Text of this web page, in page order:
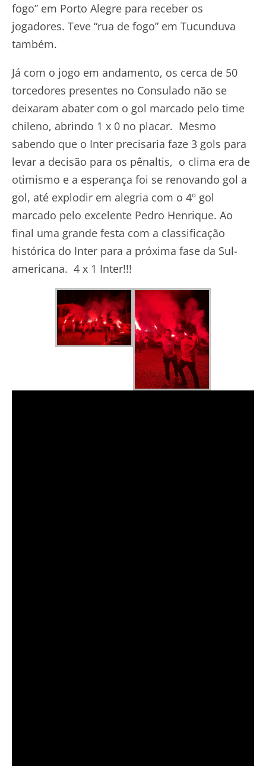
fogo” em Porto Alegre para receber os
jogadores. Teve “rua de fogo” em Tucunduva
também.
Já com o jogo em andamento, os cerca de 50
torcedores presentes no Consulado não se
deixaram abater com o gol marcado pelo time
chileno, abrindo 1 x 0 no placar. Mesmo
sabendo que o Inter precisaria faze 3 gols para
levar a decisão para os pênaltis, o clima era de
otimismo e a esperança foi se renovando gol a
gol, até explodir em alegria com o 4º gol
marcado pelo excelente Pedro Henrique. Ao
final uma grande festa com a classificação
histórica do Inter para a próxima fase da Sul-
americana. 4 x 1 Inter!!!